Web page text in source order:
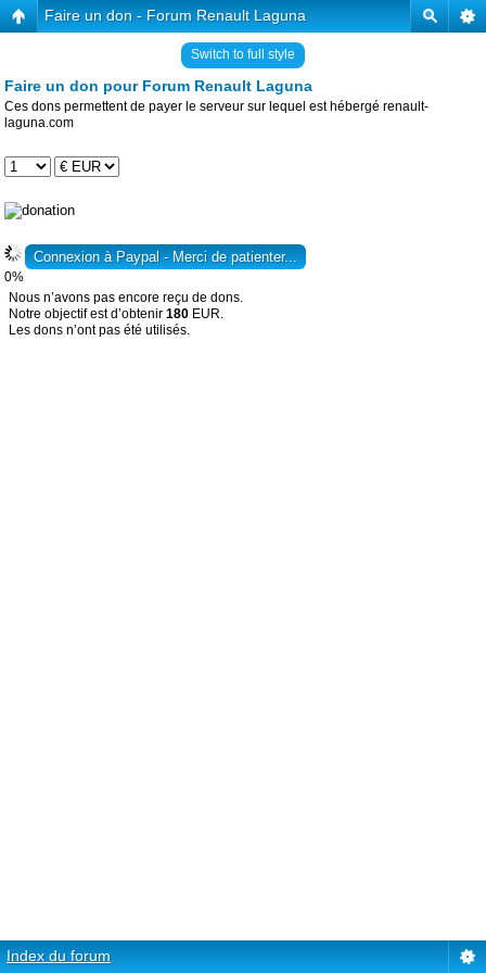
Faire un don - Forum Renault Laguna
Switch to full style
Faire un don pour Forum Renault Laguna
Ces dons permettent de payer le serveur sur lequel est hébergé renault-
laguna.com
0%
Nous n’avons pas encore reçu de dons.
Notre objectif est d’obtenir 180 EUR.
Les dons n’ont pas été utilisés.
Index du forum